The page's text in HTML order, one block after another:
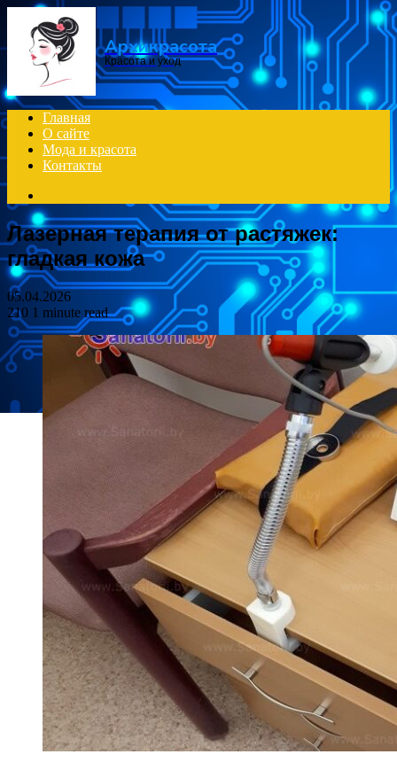
Архикрасота
Красота и уход
Главная
О сайте
Мода и красота
Контакты
for
Лазерная терапия от растяжек:
гладкая кожа
05.04.2026
210 1 minute read